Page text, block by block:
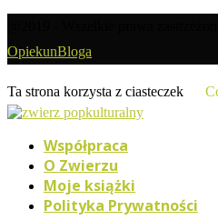
OpiekunBloga
Ta strona korzysta z ciasteczek
Współpraca
O Zwierzu
Moje książki
Polityka Prywatności